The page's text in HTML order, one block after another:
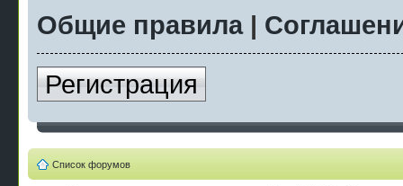
Общие правила|
Регистрация
Список форумов